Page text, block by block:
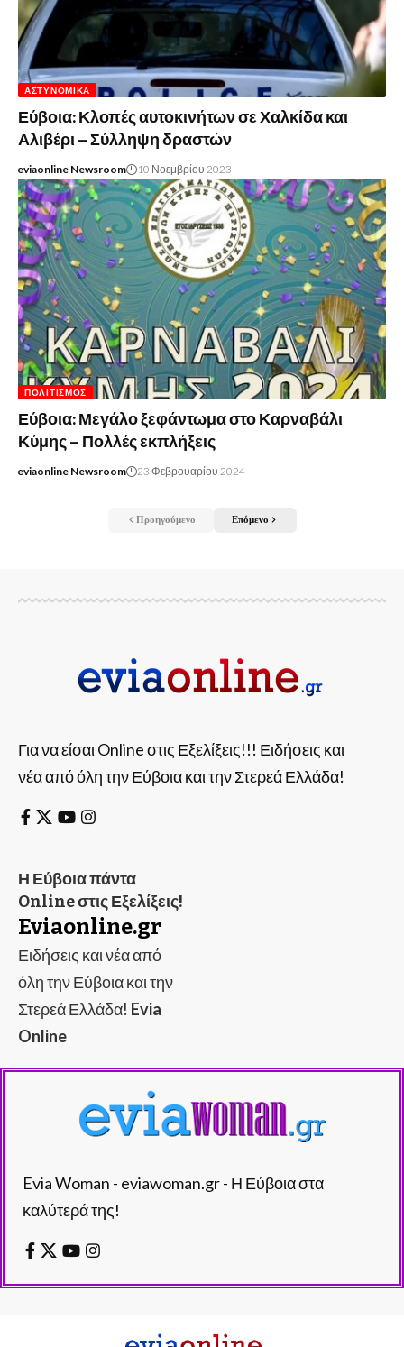
ΑΣΤΥΝΟΜΙΚΆ
Εύβοια: Κλοπές αυτοκινήτων σε Χαλκίδα και
Αλιβέρι – Σύλληψη δραστών
eviaonline Newsroom 10 Νοεμβρίου 2023
ΠΟΛΙΤΙΣΜΌΣ
Εύβοια: Μεγάλο ξεφάντωμα στο Καρναβάλι
Κύμης – Πολλές εκπλήξεις
eviaonline Newsroom 23 Φεβρουαρίου 2024
Προηγούμενο Επόμενο
Για να είσαι Online στις Εξελίξεις!!! Ειδήσεις και
νέα από όλη την Εύβοια και την Στερεά Ελλάδα!
Η Εύβοια πάντα
Online στις Εξελίξεις!
Eviaonline.gr
Ειδήσεις και νέα από
όλη την Εύβοια και την
Στερεά Ελλάδα! Evia
Online
Evia Woman - eviawoman.gr - Η Εύβοια στα
καλύτερά της!